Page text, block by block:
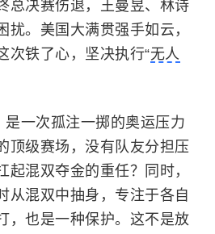
总决赛伤退，王曼昱、林诗
扰。美国大满贯强手如云，
次铁了心，坚决执行“无人
是一次孤注一掷的奥运压力
顶级赛场，没有队友分担压
起混双夺金的重任？同时，
从混双中抽身，专注于各自
，也是一种保护。这不是放